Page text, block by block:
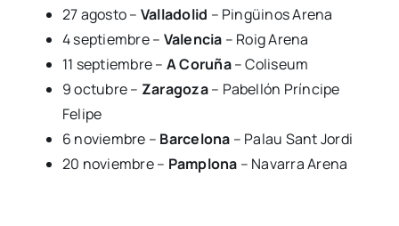
27 agosto – Valladolid – Pingüinos Arena
4 septiembre – Valencia – Roig Arena
11 septiembre – A Coruña– Coliseum
9 octubre – Zaragoza– Pabellón Príncipe
Felipe
6 noviembre – Barcelona – Palau Sant Jordi
20 noviembre – Pamplona – Navarra Arena